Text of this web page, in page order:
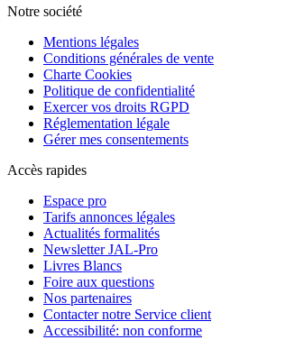
Notre société
Mentions légales
Conditions générales de vente
Charte Cookies
Politique de confidentialité
Exercer vos droits RGPD
Réglementation légale
Gérer mes consentements
Accès rapides
Espace pro
Tarifs annonces légales
Actualités formalités
Newsletter JAL-Pro
Livres Blancs
Foire aux questions
Nos partenaires
Contacter notre Service client
Accessibilité: non conforme